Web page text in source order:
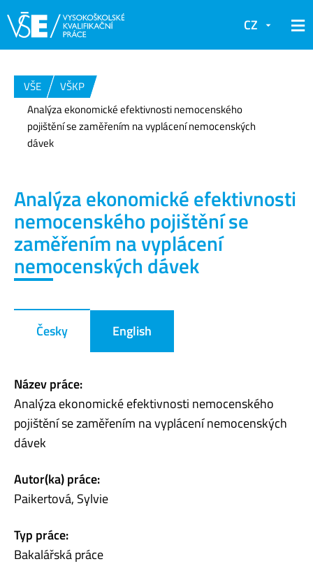
CZ
VŠE
VŠKP
Analýza ekonomické efektivnosti nemocenského
pojištění se zaměřením na vyplácení nemocenských
dávek
Analýza ekonomické efektivnosti
nemocenského pojištění se
zaměřením na vyplácení
nemocenských dávek
Česky English
Název práce:
Analýza ekonomické efektivnosti nemocenského
pojištění se zaměřením na vyplácení nemocenských
dávek
Autor(ka) práce:
Paikertová, Sylvie
Typ práce:
Bakalářská práce